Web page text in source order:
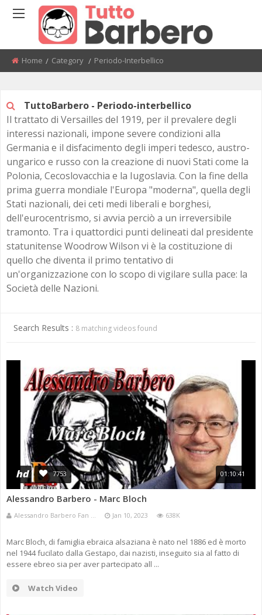
BACK
NEL SECOLO BREVE
PREISTORIA
BACK
ETÀ DELLA PIETRA
ETÀ DEL RAME
ETÀ DEL BRONZO
ETÀ DEL FERRO
ETÀ ANTICA
BACK
SUMERI-ASSIRI-BABILONESI
EGIZI
CINESI
VALLE DELL'INDO
ITTITI
EBREI
FENICI
CRETESI
MICENI
CIVILTÀ PRECOLOMBIANE
ETÀ MEDIEVALE
BACK
ALTO MEDIOEVO
BASSO MEDIOEVO
ETÀ MODERNA
BACK
L'EUROPA NEL PRIMO
L'ASIA TRA IL XVI E IL XVIII
AMERICA, AUSTRALIA E
L'EUROPA NEL XVII SECOLO
L'ETÀ DEI LUMI E DELLE
RIVOLUZIONI
L'ASIA ALLA FINE DELL'ETÀ
MODERNA (XVIII SECOLO)
ETÀ CONTEMPORANEA
BACK
RESTAURAZIONE E MOTI
POTENZE EUROPEE 1850 -
IMPERIALISMO E
PRIMA GUERRA MONDIALE
PERIODO INTERBELLICO
SECONDA GUERRA
DOPOGUERRA E GUERRA
ANNI 80/90
LA BUSSOLA E LA CLESSIDRA
SUPERQUARK
A.C.D.C.
IL TEMPO E LA STORIA
BACK
TIMELINE
PRIVACY
BACK
SITE
ALESSANDRO BARBERO
Home Category Current:
Periodo-Interbellico
TuttoBarbero - Periodo-interbellico
Il trattato di Versailles del 1919, per il prevalere degli
interessi nazionali, impone severe condizioni alla
Germania e il disfacimento degli imperi tedesco, austro-
ungarico e russo con la creazione di nuovi Stati come la
Polonia, Cecoslovacchia e la Iugoslavia. Con la fine della
prima guerra mondiale l'Europa "moderna", quella degli
Stati nazionali, dei ceti medi liberali e borghesi,
dell'eurocentrismo, si avvia perciò a un irreversibile
tramonto. Tra i quattordici punti delineati dal presidente
statunitense Woodrow Wilson vi è la costituzione di
quello che diventa il primo tentativo di
un'organizzazione con lo scopo di vigilare sulla pace: la
Società delle Nazioni.
Search Results : 8 matching videos found
hd 7753 01:10:41
Alessandro Barbero - Marc Bloch
Alessandro Barbero Fan ... Jan 10, 2023 638K
Marc Bloch, di famiglia ebraica alsaziana è nato nel 1886 ed è morto
nel 1944 fucilato dalla Gestapo, dai nazisti, inseguito sia al fatto di
essere ebreo sia per aver partecipato all ...
Watch Video